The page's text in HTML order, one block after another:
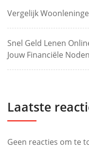
Vergelijk
Snel Geld Lenen
Jouw Financiële Noden
Laatste
Geen reacties om te